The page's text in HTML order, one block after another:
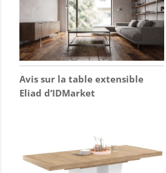
Avis sur la table extensible
Eliad d’IDMarket